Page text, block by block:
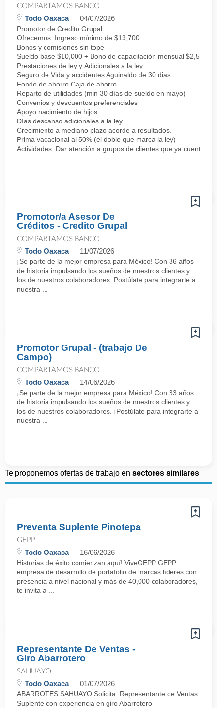
COMPARTAMOS BANCO
Todo Oaxaca 04/07/2026
Promotor de Credito Grupal
Ofrecemos: Ingreso mínimo de $13,700.
Bonos y comisiones sin tope
Sueldo base $10,000 + Bono de capacitación mensual $2,500
Prestaciones de ley y Adicionales a la ley.
Seguro de Vida y accidentes Aguinaldo de 30 dias
Fondo de ahorro Caja de ahorro
Reparto de utilidades (min 30 días de sueldo en mayo)
Convenios y descuentos preferenciales
Apoyo nacimiento de hijos
Días descanso adicionales a la ley
Crecimiento a mediano plazo acorde a resultados.
Prima vacacional al 50% (el doble que marca la ley)
Actividades: Dar atención a grupos de clientes que ya cuentan
Promotor/a Asesor De
Créditos - Credito Grupal
COMPARTAMOS BANCO
Todo Oaxaca 11/07/2026
¡Se parte de la mejor empresa para México! Con 36 años
de historia impulsando los sueños de nuestros clientes y
los de nuestros colaboradores. Postúlate para integrarte a
nuestra ...
Promotor Grupal - (trabajo De
Campo)
COMPARTAMOS BANCO
Todo Oaxaca 14/06/2026
¡Se parte de la mejor empresa para México! Con 33 años
de historia impulsando los sueños de nuestros clientes y
los de nuestros colaboradores. ¡Postúlate para integrarte a
nuestra ...
Te proponemos ofertas de trabajo en sectores similares
Preventa Suplente Pinotepa
GEPP
Todo Oaxaca 16/06/2026
Historias de éxito comienzan aquí! ViveGEPP GEPP
empresa de desarrollo de portafolio de marcas líderes con
presencia a nivel nacional y más de 40,000 colaboradores,
te invita a ...
Representante De Ventas -
Giro Abarrotero
SAHUAYO
Todo Oaxaca 01/07/2026
ABARROTES SAHUAYO Solicita: Representante de Ventas
Suplente con experiencia en giro Abarrotero